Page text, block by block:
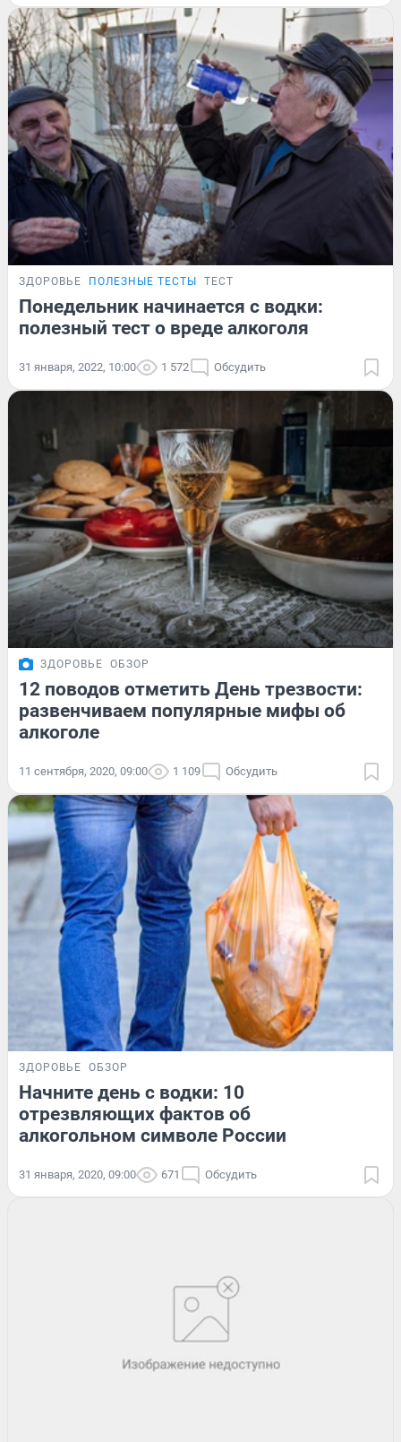
ЗДОРОВЬЕ ПОЛЕЗНЫЕ ТЕСТЫ ТЕСТ
Понедельник начинается с водки:
полезный тест о вреде алкоголя
31 января, 2022, 10:00 1 572 Обсудить
ЗДОРОВЬЕ ОБЗОР
12 поводов отметить День трезвости:
развенчиваем популярные мифы об
алкоголе
11 сентября, 2020, 09:00 1 109 Обсудить
ЗДОРОВЬЕ ОБЗОР
Начните день с водки: 10
отрезвляющих фактов об
алкогольном символе России
31 января, 2020, 09:00 671 Обсудить